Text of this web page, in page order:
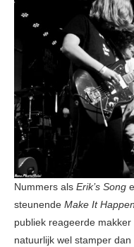
Nummers als Erik’s Song
steunende Make It Happen
publiek reageerde
natuurlijk wel stamper